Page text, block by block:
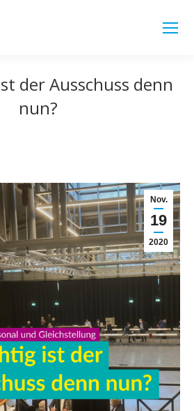
der Ausschuss denn
nun?
Nov.
19
2020